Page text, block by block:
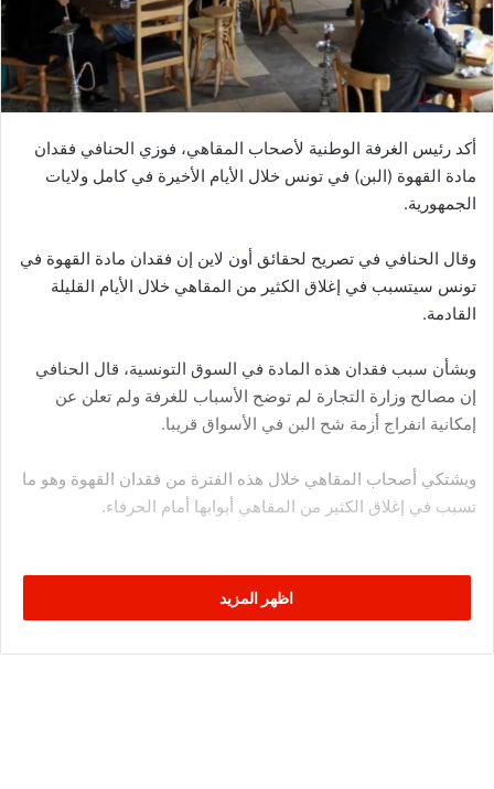
أكد رئيس الغرفة الوطنية لأصحاب المقاهي، فوزي الحنافي فقدان
مادة القهوة (البن) في تونس خلال الأيام الأخيرة في كامل ولايات
الجمهورية.
وقال الحنافي في تصريح لحقائق أون لاين إن فقدان مادة القهوة في
تونس سيتسبب في إغلاق الكثير من المقاهي خلال الأيام القليلة
القادمة.
وبشأن سبب فقدان هذه المادة في السوق التونسية، قال الحنافي
إن مصالح وزارة التجارة لم توضح الأسباب للغرفة ولم تعلن عن
إمكانية انفراج أزمة شح البن في الأسواق قريبا.
ويشتكي أصحاب المقاهي خلال هذه الفترة من فقدان القهوة وهو ما
تسبب في إغلاق الكثير من المقاهي أبوابها أمام الحرفاء.
اظهر المزيد